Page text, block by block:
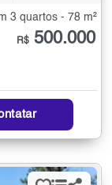
3 quartos - 78 m²
R$ 500.000